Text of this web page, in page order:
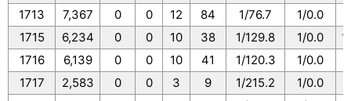
1713
7,367 0 0 12 84 1/76.7 1/0.0
1715
6,234 0 0 10 38 1/129.8 1/0.0
1716
6,139 0 0 10 41 1/120.3 1/0.0
1717
2,583 0 0 3 9 1/215.2 1/0.0